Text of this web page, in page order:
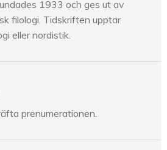
1933 och ges ut av
filologi. Tidskriften upptar
eller nordistik.
prenumerationen.